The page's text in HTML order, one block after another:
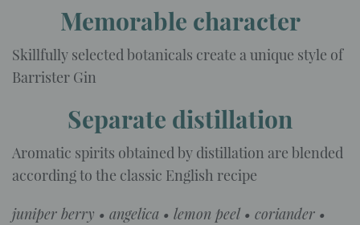
Memorable character
Skillfully selected botanicals create a unique style of
Barrister Gin
Separate distillation
Aromatic spirits obtained by distillation are blended
according to the classic English recipe
juniper berry • angelica • lemon peel • coriander •